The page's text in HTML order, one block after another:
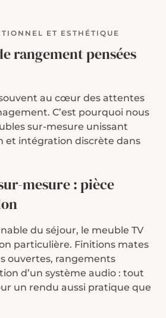
ET ESTHÉTIQUE
rangement pensées
au cœur des attentes
C’est pourquoi nous
sur-mesure unissant
et intégration discrète dans
mesure : pièce
du séjour, le meuble TV
particulière. Finitions mates
ouvertes, rangements
d’un système audio : tout
un rendu aussi pratique que